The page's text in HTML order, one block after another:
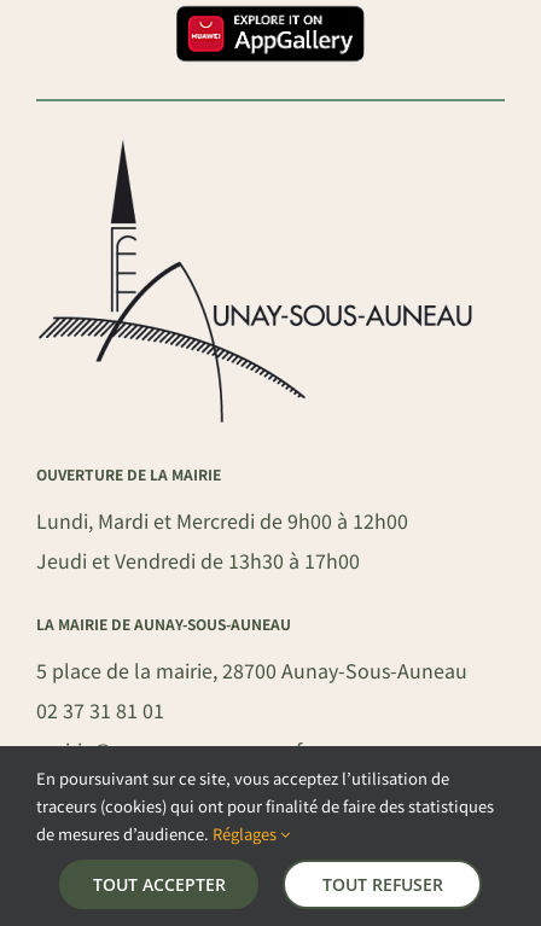
OUVERTURE DE LA MAIRIE
Lundi, Mardi et Mercredi de 9h00 à 12h00
Jeudi et Vendredi de 13h30 à 17h00
LA MAIRIE DE AUNAY-SOUS-AUNEAU
5 place de la mairie, 28700 Aunay-Sous-Auneau
02 37 31 81 01
mairie@aunay-sous-auneau.fr
©COPYRIGHT 2026 – COMMUNE DE AUNAY-SOUS-AUNEAU –
POLITIQUE DE CONFIDENTIALITÉ
GESTION DES COOKIES
–
MENTIONS LÉGALES
PLAN DU SITE
En poursuivant sur ce site, vous acceptez l’utilisation de
traceurs (cookies) qui ont pour finalité de faire des statistiques
de mesures d’audience. Réglages
TOUT ACCEPTER TOUT REFUSER